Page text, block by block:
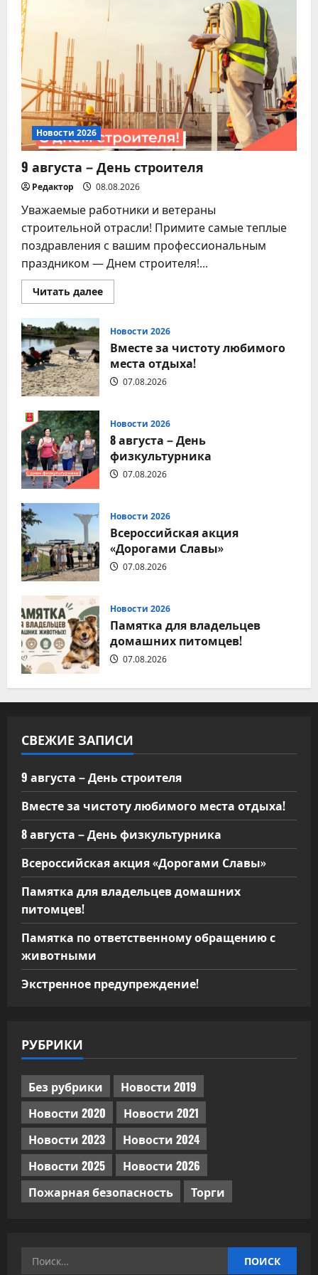
Памятка для владельцев
домашних питомцев!
07.08.2026
Новости 2026
9 августа – День строителя
Редактор 08.08.2026
Уважаемые работники и ветераны
строительной отрасли! Примите самые теплые
поздравления с вашим профессиональным
праздником — Днем строителя!...
Читать далееПрочитать
больше
августа
День
строителя
Новости 2026
Вместе за чистоту любимого
места отдыха!
07.08.2026
Новости 2026
8 августа – День
физкультурника
07.08.2026
Новости 2026
Всероссийская акция
«Дорогами Славы»
07.08.2026
Новости 2026
Памятка для владельцев
домашних питомцев!
07.08.2026
СВЕЖИЕ ЗАПИСИ
9 августа – День строителя
Вместе за чистоту любимого места отдыха!
8 августа – День физкультурника
Всероссийская акция «Дорогами Славы»
Памятка для владельцев домашних
питомцев!
Памятка по ответственному обращению с
животными
Экстренное предупреждение!
РУБРИКИ
Без рубрики
Новости 2019
Новости 2020
Новости 2021
Новости 2023
Новости 2024
Новости 2025
Новости 2026
Пожарная безопасность
Торги
Найти: